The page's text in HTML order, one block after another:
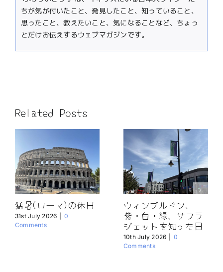
ちが気が付いたこと、発見したこと、知っていること、
思ったこと、教えたいこと、気になることなど、ちょっ
とだけお伝えするウェブマガジンです。
Related Posts
猛暑(ローマ)の休日
31st July 2026
0
Comments
ウィンブルドン、
紫・白・緑、サフラ
ジェットを知った日
10th July 2026
0
Comments